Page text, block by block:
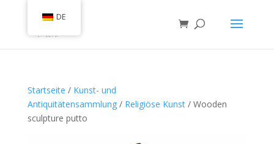
Startseite / Kunst- und
Antiquitätensammlung/ Religiöse Kunst/ Wooden
sculpture putto
DE